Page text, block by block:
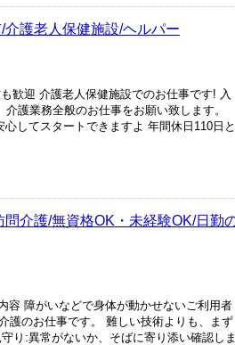
護老人保健施設/ヘルパー
歓迎 介護老人保健施設でのお仕事です! 入
護業務全般のお仕事をお願い致します。
してスタートできますよ 年間休日110日と
問介護/無資格OK・未経験OK/日勤
容 障がいなどで身体が動かせないご利用者
護のお仕事です。 難しい技術よりも、まず
り:異常がないか、そばに寄り添い確認しま